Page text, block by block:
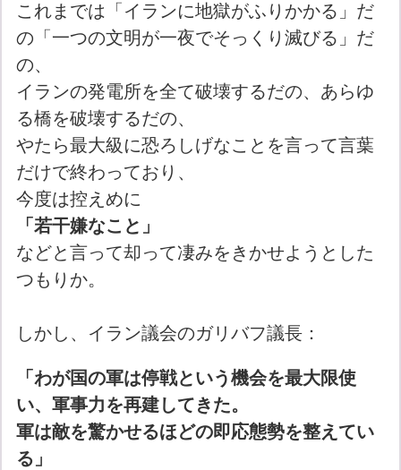
これまでは「イランに地獄がふりかかる」だ
の「一つの文明が一夜でそっくり滅びる」だ
の、
イランの発電所を全て破壊するだの、あらゆ
る橋を破壊するだの、
やたら最大級に恐ろしげなことを言って言葉
だけで終わっており、
今度は控えめに
「若干嫌なこと」
などと言って却って凄みをきかせようとした
つもりか。
しかし、イラン議会のガリバフ議長：
「わが国の軍は停戦という機会を最大限使
い、軍事力を再建してきた。
軍は敵を驚かせるほどの即応態勢を整えてい
る」